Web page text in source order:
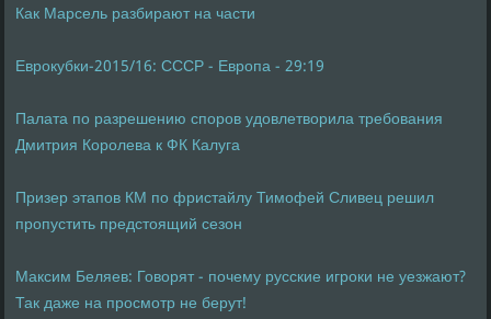
Как Марсель разбирают на части
Еврокубки-2015/16: СССР - Европа - 29:19
Палата по разрешению споров удовлетворила требования
Дмитрия Королева к ФК Калуга
Призер этапов КМ по фристайлу Тимофей Сливец решил
пропустить предстоящий сезон
Максим Беляев: Говорят - почему русские игроки не уезжают?
Так даже на просмотр не берут!